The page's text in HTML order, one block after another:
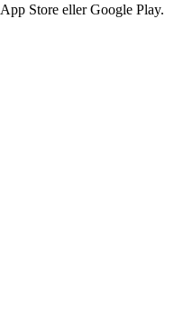
Store eller Google Play.